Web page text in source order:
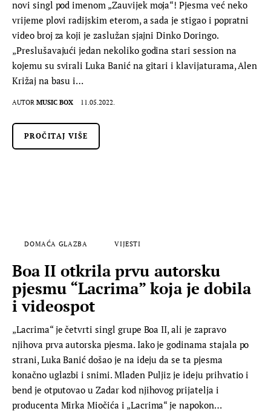
novi singl pod imenom „Zauvijek moja“! Pjesma već neko
vrijeme plovi radijskim eterom, a sada je stigao i popratni
video broj za koji je zaslužan sjajni Dinko Doringo.
„Preslušavajući jedan nekoliko godina stari session na
kojemu su svirali Luka Banić na gitari i klavijaturama, Alen
Križaj na basu i…
AUTOR MUSIC BOX 11.05.2022.
PROČITAJ VIŠE
DOMAĆA GLAZBA VIJESTI
Boa II otkrila prvu autorsku
pjesmu “Lacrima” koja je dobila
i videospot
„Lacrima“ je četvrti singl grupe Boa II, ali je zapravo
njihova prva autorska pjesma. Iako je godinama stajala po
strani, Luka Banić došao je na ideju da se ta pjesma
konačno uglazbi i snimi. Mladen Puljiz je ideju prihvatio i
bend je otputovao u Zadar kod njihovog prijatelja i
producenta Mirka Miočića i „Lacrima“ je napokon…